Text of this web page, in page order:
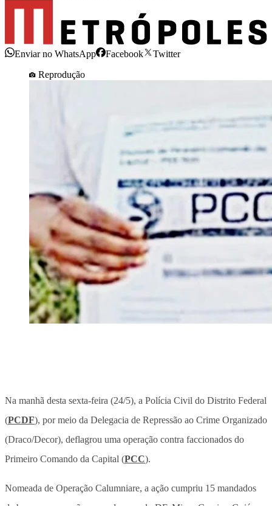
Enviar no WhatsApp Facebook
Twitter
Reprodução
Na manhã desta sexta-feira (24/5), a Polícia Civil do Distrito Federal
(PCDF), por meio da Delegacia de Repressão ao Crime Organizado
(Draco/Decor), deflagrou uma operação contra faccionados do
Primeiro Comando da Capital (PCC).
Nomeada de Operação Calumniare, a ação cumpriu 15 mandados